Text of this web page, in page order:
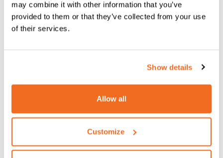
may combine it with other information that you’ve
provided to them or that they’ve collected from your use
of their services.
Show details
Allow all
Customize